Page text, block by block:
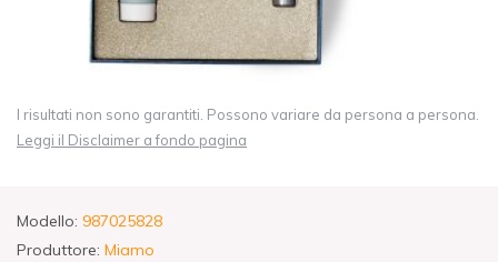
I risultati non sono garantiti. Possono variare da persona a persona.
Leggi il Disclaimer a fondo pagina
Modello: 987025828
Produttore: Miamo